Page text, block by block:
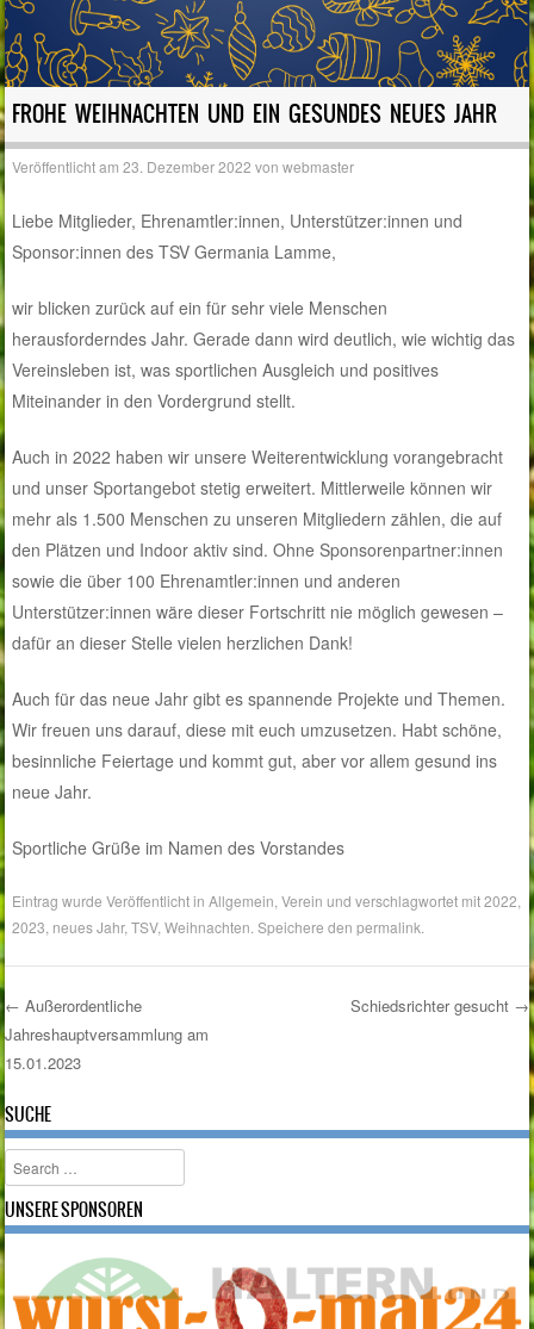
FROHE WEIHNACHTEN UND EIN GESUNDES NEUES JAHR
Veröffentlicht am23. Dezember 2022 vonwebmaster
Liebe Mitglieder, Ehrenamtler:innen, Unterstützer:innen und
Sponsor:innen des TSV Germania Lamme,
wir blicken zurück auf ein für sehr viele Menschen
herausforderndes Jahr. Gerade dann wird deutlich, wie wichtig das
Vereinsleben ist, was sportlichen Ausgleich und positives
Miteinander in den Vordergrund stellt.
Auch in 2022 haben wir unsere Weiterentwicklung vorangebracht
und unser Sportangebot stetig erweitert. Mittlerweile können wir
mehr als 1.500 Menschen zu unseren Mitgliedern zählen, die auf
den Plätzen und Indoor aktiv sind. Ohne Sponsorenpartner:innen
sowie die über 100 Ehrenamtler:innen und anderen
Unterstützer:innen wäre dieser Fortschritt nie möglich gewesen –
dafür an dieser Stelle vielen herzlichen Dank!
Auch für das neue Jahr gibt es spannende Projekte und Themen.
Wir freuen uns darauf, diese mit euch umzusetzen. Habt schöne,
besinnliche Feiertage und kommt gut, aber vor allem gesund ins
neue Jahr.
Sportliche Grüße im Namen des Vorstandes
Eintrag wurde Veröffentlicht inAllgemein ,Verein und verschlagwortet mit2022
2023 neues Jahr,TSV,Weihnachten . Speichere denpermalink
Post navigation
← Außerordentliche
Jahreshauptversammlung am
15.01.2023
Schiedsrichter gesucht →
SUCHE
Search
UNSERE SPONSOREN